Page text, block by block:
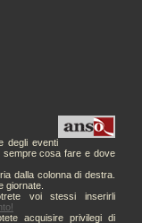
degli eventi
sempre cosa fare e dove
dalla colonna di destra.
giornate.
voi stessi inserirli
acquisire privilegi di